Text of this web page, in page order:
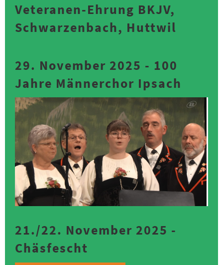
Veteranen-Ehrung BKJV,
Schwarzenbach, Huttwil
29. November 2025 - 100
Jahre Männerchor Ipsach
21./22. November 2025 -
Chäsfescht